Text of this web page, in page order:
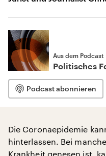
Aus dem Podcast
Politisches
Podcast abonnieren
Die Coronaepidemie
hinterlassen. Bei
Krankheit genesen ist,